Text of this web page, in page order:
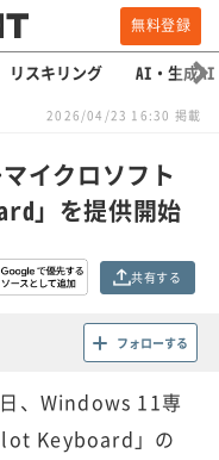
無料登録
リスキリング AI・生成AI
2026/04/23 16:30 掲載
イクロソフト
」を提供開始
共有する
フォローする
、Windows 11専
Keyboard」の